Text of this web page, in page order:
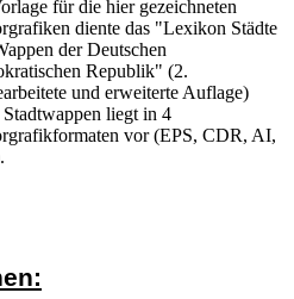
für die hier gezeichneten
diente das "Lexikon Städte
der Deutschen
Republik" (2.
und erweiterte Auflage)
Stadtwappen liegt in 4
vor (EPS, CDR, AI,